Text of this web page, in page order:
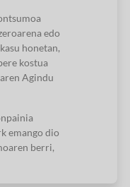
edo
honetan,
kostua
Agindu
emango dio
berri,